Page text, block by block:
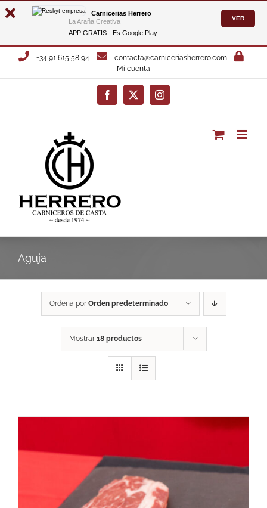
Carnicerias Herrero
La Araña Creativa
APP GRATIS - Es Google Play
VER
Saltar
+34 91 615 58 94
contacta@carniceriasherrero.com
Mi cuenta
Facebook
X Instagram
Aguja
Ordena por Orden predeterminado
Mostrar 18 productos